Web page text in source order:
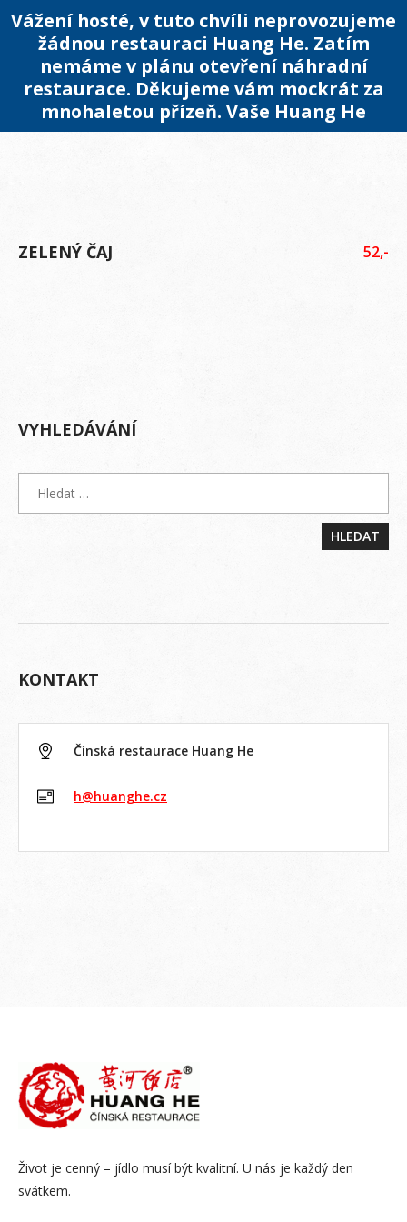
Vážení hosté, v tuto chvíli neprovozujeme
žádnou restauraci Huang He. Zatím
nemáme v plánu otevření náhradní
restaurace. Děkujeme vám mockrát za
mnohaletou přízeň. Vaše Huang He
ZELENÝ ČAJ 52,-
VYHLEDÁVÁNÍ
KONTAKT
Čínská restaurace Huang He
h@huanghe.cz
Život je cenný – jídlo musí být kvalitní. U nás je každý den
svátkem.